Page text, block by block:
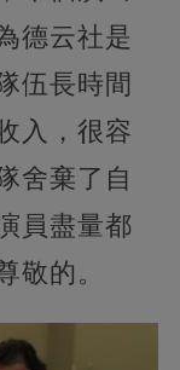
德云社是
伍長時間
入，很容
舍棄了自
員盡量都
敬的。